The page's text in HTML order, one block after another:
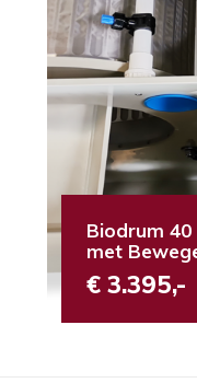
Biodrum
met
€ 3.395,-